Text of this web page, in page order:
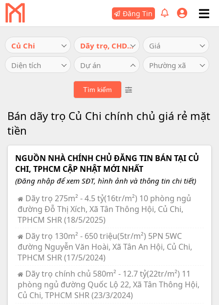
Đăng Tin
Củ Chi Dãy trọ, CHDV, khách sạn
Giá
Diện tích
Dự án Phường xã
Bán dãy trọ Củ Chi chính chủ giá rẻ mặt
tiền
NGUỒN NHÀ CHÍNH CHỦ ĐĂNG TIN BÁN TẠI CỦ
CHI, TPHCM CẬP NHẬT MỚI NHẤT
(Đăng nhập để xem SĐT, hình ảnh và thông tin chi tiết)
Dãy trọ 275m² - 4.5 tỷ(16tr/m²) 10 phòng ngủ
đường Đỗ Thị Xích, Xã Tân Thông Hội, Củ Chi,
TPHCM SHR (18/5/2025)
Dãy trọ 130m² - 650 triệu(5tr/m²) 5PN 5WC
đường Nguyễn Văn Hoài, Xã Tân An Hội, Củ Chi,
TPHCM SHR (17/5/2024)
Dãy trọ chính chủ 580m² - 12.7 tỷ(22tr/m²) 11
phòng ngủ đường Quốc Lộ 22, Xã Tân Thông Hội,
Củ Chi, TPHCM SHR (23/3/2024)